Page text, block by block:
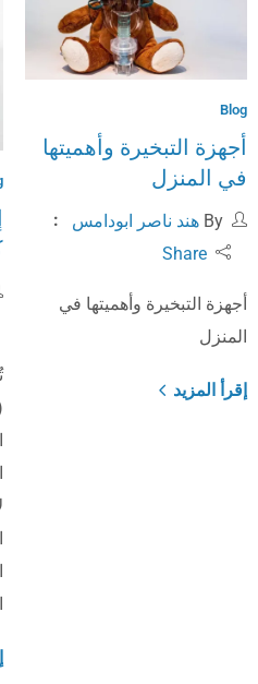
Blog
أجهزة التبخيرة وأهميتها
في المنزل
هند ناصر ابودامس
Share
أجهزة التبخيرة وأهميتها في
المنزل
إقرأ المزيد